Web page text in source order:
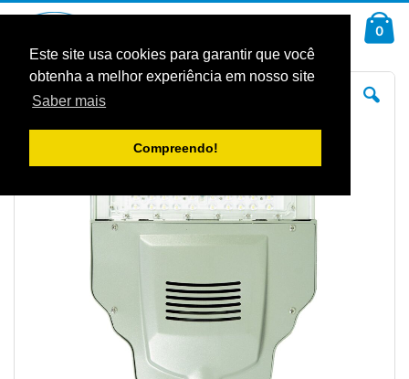
Este site usa cookies para garantir que você
obtenha a melhor experiência em nosso site
Saber mais
Compreendo!
Conteúdo
0
Saltar